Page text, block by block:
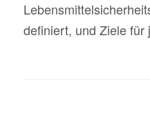
definiert, und Ziele